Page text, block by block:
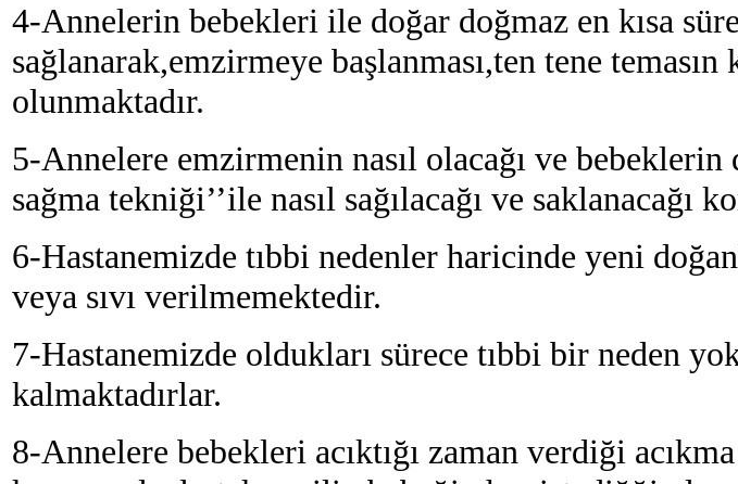
4-Annelerin bebekleri ile doğar doğmaz en kısa
sağlanarak,emzirmeye başlanması,ten tene
olunmaktadır.
5-Annelere emzirmenin nasıl olacağı ve bebeklerin
sağma tekniği’’ile nasıl sağılacağı ve
6-Hastanemizde tıbbi nedenler haricinde yeni
veya sıvı verilmemektedir.
7-Hastanemizde oldukları sürece tıbbi bir neden
kalmaktadırlar.
8-Annelere bebekleri acıktığı zaman verdiği